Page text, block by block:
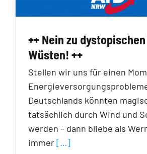
++ Nein zu
Wüsten! ++
Stellen wir uns für einen
Deutschlands könnten
tatsächlich durch Wind und
werden – dann bliebe als
immer[…]